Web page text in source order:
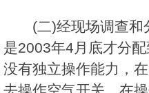
(二)经现场调查和
是2003年4月底才分
没有独立操作能力，